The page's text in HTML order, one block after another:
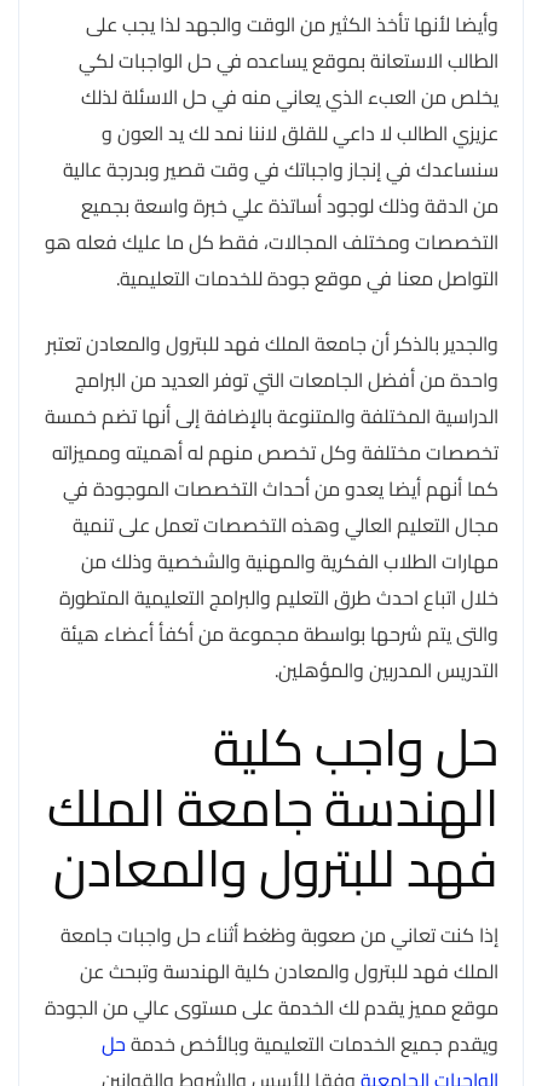
وأيضا لأنها تأخذ الكثير من الوقت والجهد لذا يجب على
الطالب الاستعانة بموقع يساعده في حل الواجبات لكي
يخلص من العبء الذي يعاني منه في حل الاسئلة لذلك
عزيزي الطالب لا داعي للقلق لاننا نمد لك يد العون و
سنساعدك في إنجاز واجباتك في وقت قصير وبدرجة عالية
من الدقة وذلك لوجود أساتذة علي خبرة واسعة بجميع
التخصصات ومختلف المجالات، فقط كل ما عليك فعله هو
التواصل معنا في موقع جودة للخدمات التعليمية.
والجدير بالذكر أن جامعة الملك فهد للبترول والمعادن تعتبر
واحدة من أفضل الجامعات التي توفر العديد من البرامج
الدراسية المختلفة والمتنوعة بالإضافة إلى أنها تضم خمسة
تخصصات مختلفة وكل تخصص منهم له أهميته ومميزاته
كما أنهم أيضا يعدو من أحداث التخصصات الموجودة في
مجال التعليم العالي وهذه التخصصات تعمل على تنمية
مهارات الطلاب الفكرية والمهنية والشخصية وذلك من
خلال اتباع احدث طرق التعليم والبرامج التعليمية المتطورة
والتى يتم شرحها بواسطة مجموعة من أكفأ أعضاء هيئة
التدريس المدربين والمؤهلين.
حل واجب كلية
الهندسة جامعة الملك
فهد للبترول والمعادن
إذا كنت تعاني من صعوبة وظغط أثناء حل واجبات جامعة
الملك فهد للبترول والمعادن كلية الهندسة وتبحث عن
موقع مميز يقدم لك الخدمة على مستوى عالي من الجودة
ويقدم جميع الخدمات التعليمية وبالأخص خدمةحل